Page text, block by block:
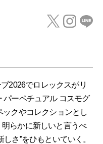
2026でロレックスがリ
パーペチュアル コスモグ
ックやコレクションとし
らかに新しいと言うべ
さ”をひもといていく。